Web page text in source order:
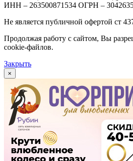
ИНН – 263500871534 ОГРН –
Не является публичной офертой ст
Продолжая работу с сайтом, Вы
cookie-файлов.
Закрыть
×